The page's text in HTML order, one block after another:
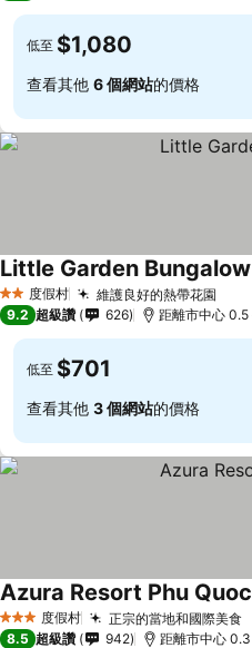
低至 $1,080
查看其他 6 個網站的價格
2 星級度假村 維護良好的熱帶花園
Little Garden Bungalow
9.2 超級讚 626 距離市中心 0.5
低至 $701
查看其他 3 個網站的價格
3 星級 度假村 正宗的當地和國際美食
Azura Resort Phu Quoc
8.5 超級讚 942 距離市中心